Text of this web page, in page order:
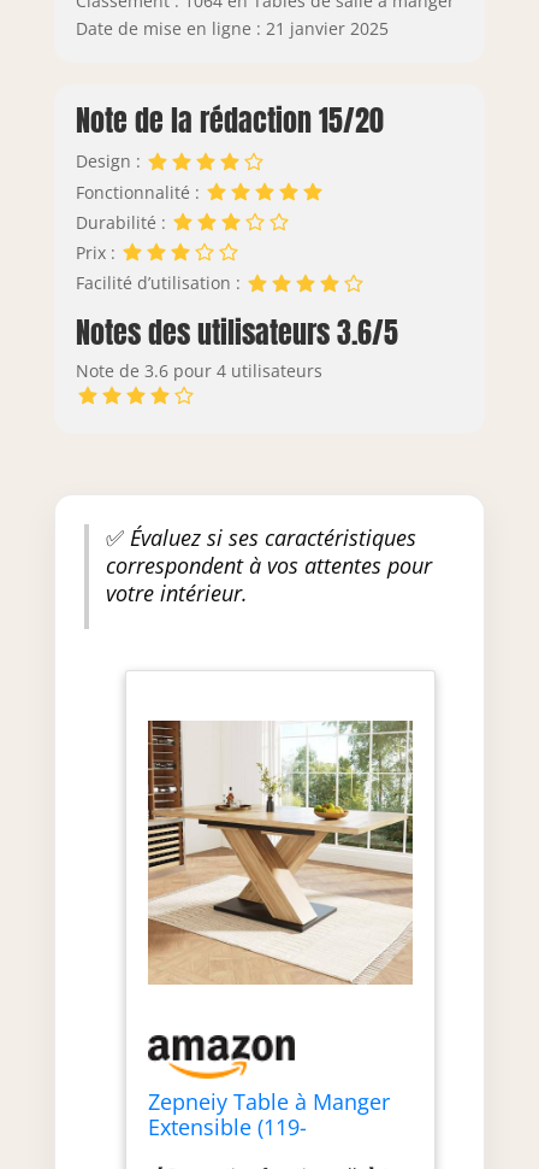
Date de mise en ligne : 21 janvier 2025
Note de la rédaction 15/20
Design :
Fonctionnalité :
Durabilité :
Prix :
Facilité d’utilisation :
Notes des utilisateurs 3.6/5
Note de 3.6 pour 4 utilisateurs
✅Évaluez si ses caractéristiques
correspondent à vos attentes pour
votre intérieur.
Zepneiy Table à Manger
Extensible (119-